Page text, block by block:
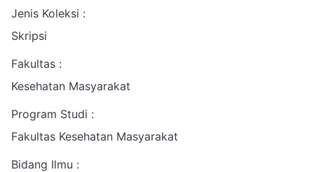
Jenis Koleksi :
Skripsi
Fakultas :
Kesehatan Masyarakat
Program Studi :
Fakultas Kesehatan Masyarakat
Bidang Ilmu :